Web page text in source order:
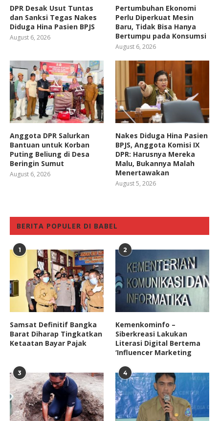
DPR Desak Usut Tuntas
dan Sanksi Tegas Nakes
Diduga Hina Pasien BPJS
August 6, 2026
Pertumbuhan Ekonomi
Perlu Diperkuat Mesin
Baru, Tidak Bisa Hanya
Bertumpu pada Konsumsi
August 6, 2026
Anggota DPR Salurkan
Bantuan untuk Korban
Puting Beliung di Desa
Beringin Sumut
August 6, 2026
Nakes Diduga Hina Pasien
BPJS, Anggota Komisi IX
DPR: Harusnya Mereka
Malu, Bukannya Malah
Menertawakan
August 5, 2026
BERITA POPULER DI BABEL
1
Samsat Definitif Bangka
Barat Diharap Tingkatkan
Ketaatan Bayar Pajak
2
Kemenkominfo –
Siberkreasi Lakukan
Literasi Digital Bertema
‘Influencer Marketing
3 4